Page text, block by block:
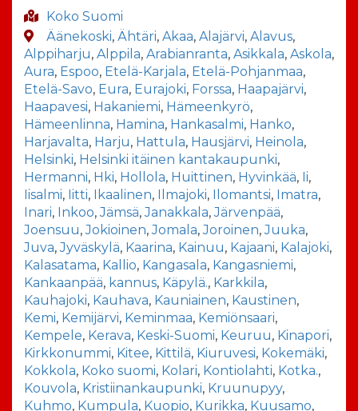
Koko Suomi
Äänekoski, Ähtäri, Akaa, Alajärvi, Alavus,
Alppiharju, Alppila, Arabianranta, Asikkala, Askola,
Aura, Espoo, Etelä-Karjala, Etelä-Pohjanmaa,
Etelä-Savo, Eura, Eurajoki, Forssa, Haapajärvi,
Haapavesi, Hakaniemi, Hämeenkyrö,
Hämeenlinna, Hamina, Hankasalmi, Hanko,
Harjavalta, Harju, Hattula, Hausjärvi, Heinola,
Helsinki, Helsinki itäinen kantakaupunki,
Hermanni, Hki, Hollola, Huittinen, Hyvinkää, Ii,
Iisalmi, Iitti, Ikaalinen, Ilmajoki, Ilomantsi, Imatra,
Inari, Inkoo,Jämsä,Janakkala,Järvenpää,
Joensuu,Jokioinen,Jomala,Joroinen,Juuka,
Juva,Jyväskylä, Kaarina, Kainuu, Kajaani, Kalajoki,
Kalasatama, Kallio, Kangasala, Kangasniemi,
Kankaanpää, kannus, Käpylä., Karkkila,
Kauhajoki, Kauhava, Kauniainen, Kaustinen,
Kemi, Kemijärvi, Keminmaa, Kemiönsaari,
Kempele, Kerava, Keski-Suomi, Keuruu, Kinapori,
Kirkkonummi, Kitee, Kittilä, Kiuruvesi, Kokemäki,
Kokkola, Koko suomi, Kolari, Kontiolahti, Kotka.,
Kouvola, Kristiinankaupunki, Kruunupyy,
Kuhmo, Kumpula, Kuopio, Kurikka, Kuusamo,